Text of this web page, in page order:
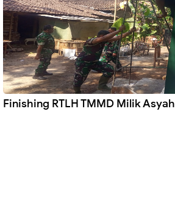
Finishing RTLH TMMD Milik Asyah